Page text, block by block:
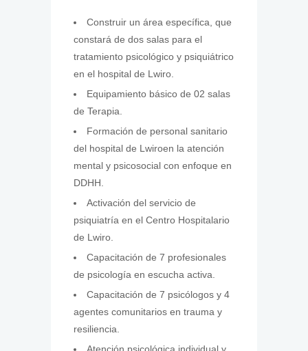
Construir un área específica, que
constará de dos salas para el
tratamiento psicológico y psiquiátrico
en el hospital de Lwiro.
Equipamiento básico de 02 salas
de Terapia.
Formación de personal sanitario
del hospital de Lwiroen la atención
mental y psicosocial con enfoque en
DDHH.
Activación del servicio de
psiquiatría en el Centro Hospitalario
de Lwiro.
Capacitación de 7 profesionales
de psicología en escucha activa.
Capacitación de 7 psicólogos y 4
agentes comunitarios en trauma y
resiliencia.
Atención psicológica individual y